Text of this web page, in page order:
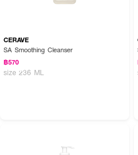
CERAVE
SA Smoothing Cleanser
฿570
size 236 ML